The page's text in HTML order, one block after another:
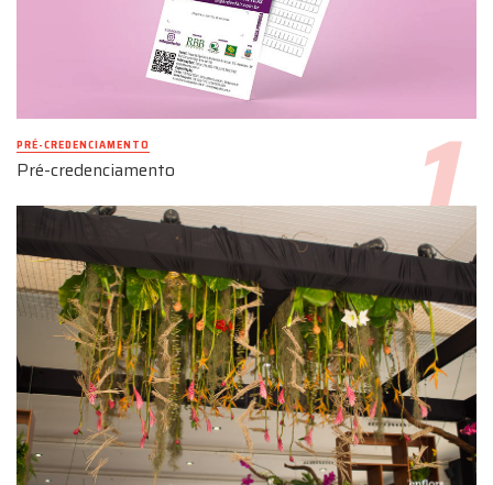
PRÉ-CREDENCIAMENTO
Pré-credenciamento